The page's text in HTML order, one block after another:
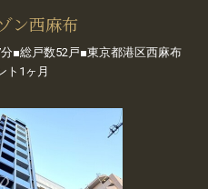
ン西麻布
■総戸数52戸■東京都港区西麻布
ト1ヶ月